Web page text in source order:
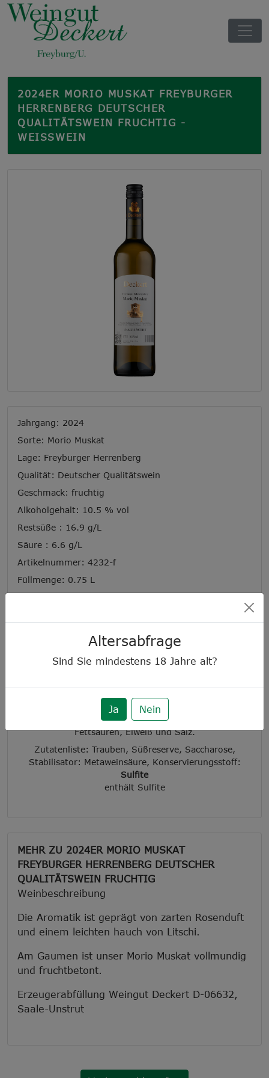
Altersabfrage
Sind Sie mindestens 18Jahre alt?
Ja Nein
2024ER MORIO MUSKAT FREYBURGER
HERRENBERG DEUTSCHER
QUALITÄTSWEIN FRUCHTIG -
WEISSWEIN
Jahrgang: 2024
Sorte: Morio Muskat
Lage: Freyburger Herrenberg
Qualität: Deutscher Qualitätswein
Geschmack: fruchtig
Alkoholgehalt: 10.5 % vol
Restsüße : 16.9 g/L
Säure : 6.6 g/L
Artikelnummer: 4232-f
Füllmenge: 0.75 L
100ml enthalten durchschnittlich:
Brennwert:
286 kJ/68 kcal
Enthält geringfügige Mengen von Fett, gesättigten
Fettsäuren, Eiweiß und Salz.
Zutatenliste: Trauben, Süßreserve, Saccharose,
Stabilisator: Metaweinsäure, Konservierungsstoff:
Sulfite
enthält Sulfite
MEHR ZU 2024ER MORIO MUSKAT
FREYBURGER HERRENBERG DEUTSCHER
QUALITÄTSWEIN FRUCHTIG
Weinbeschreibung
Die Aromatik ist geprägt von zarten Rosenduft
und einem leichten hauch von Litschi.
Am Gaumen ist unser Morio Muskat vollmundig
und fruchtbetont.
Erzeugerabfüllung Weingut Deckert D-06632,
Saale-Unstrut